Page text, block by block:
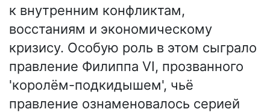
к внутренним конфликтам,
восстаниям и экономическому
кризису. Особую роль в этом сыграло
правление Филиппа VI, прозванного
'королём-подкидышем', чьё
правление ознаменовалось серией